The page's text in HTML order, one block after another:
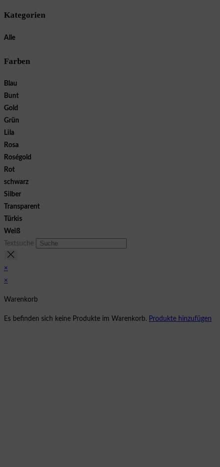
Kategorien
Alle
Farben
Blau
Bunt
Gold
Grün
Lila
Rosa
Roségold
Rot
schwarz
Silber
Transparent
Türkis
Weiß
Textsuche
×
×
Warenkorb
Es befinden sich keine Produkte im Warenkorb. Produkte hinzufügen